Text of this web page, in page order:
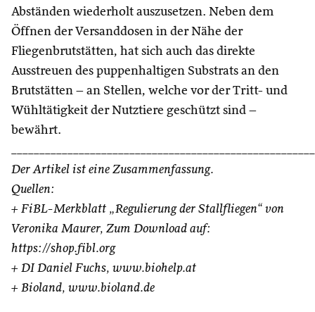
Abständen wiederholt auszusetzen. Neben dem
Öffnen der Versanddosen in der Nähe der
Fliegenbrutstätten, hat sich auch das direkte
Ausstreuen des puppenhaltigen Substrats an den
Brutstätten – an Stellen, welche vor der Tritt- und
Wühltätigkeit der Nutztiere geschützt sind –
bewährt.
Der Artikel ist eine Zusammenfassung.
Quellen:
+ FiBL-Merkblatt „Regulierung der Stallfliegen“ von
Veronika Maurer, Zum Download auf:
https://shop.fibl.org
+ DI Daniel Fuchs, www.biohelp.at
+ Bioland, www.bioland.de